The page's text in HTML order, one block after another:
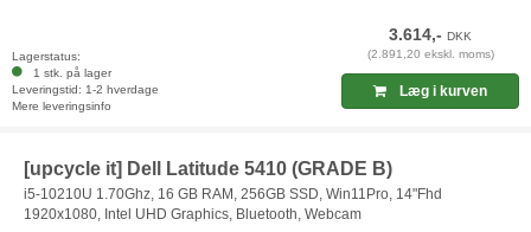
Lagerstatus:
1 stk. på lager
Leveringstid: 1-2 hverdage
Mere leveringsinfo
3.614,-DKK
(2.891,20 ekskl. moms)
Læg i kurven
[upcycle it] Dell Latitude 5410 (GRADE B)
i5-10210U 1.70Ghz, 16 GB RAM, 256GB SSD, Win11Pro, 14"Fhd
1920x1080, Intel UHD Graphics, Bluetooth, Webcam